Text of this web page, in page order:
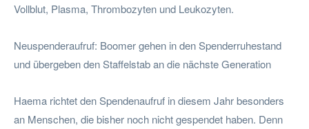
Vollblut, Plasma, Thrombozyten und Leukozyten.
Neuspenderaufruf: Boomer gehen in den Spenderruhestand
und übergeben den Staffelstab an die nächste Generation
Haema richtet den Spendenaufruf in diesem Jahr besonders
an Menschen, die bisher noch nicht gespendet haben. Denn